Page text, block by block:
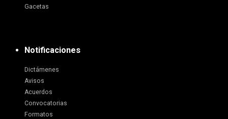
Gacetas
Notificaciones
Dictámenes
Avisos
Acuerdos
Convocatorias
Formatos